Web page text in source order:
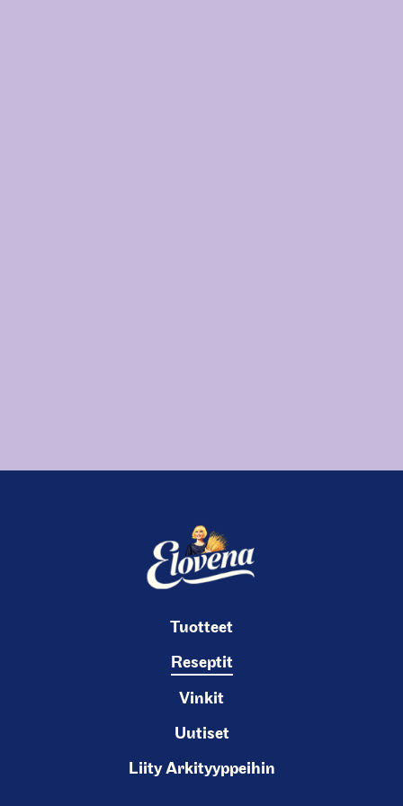
Tuotteet
Reseptit
Vinkit
Uutiset
Liity Arkityyppeihin